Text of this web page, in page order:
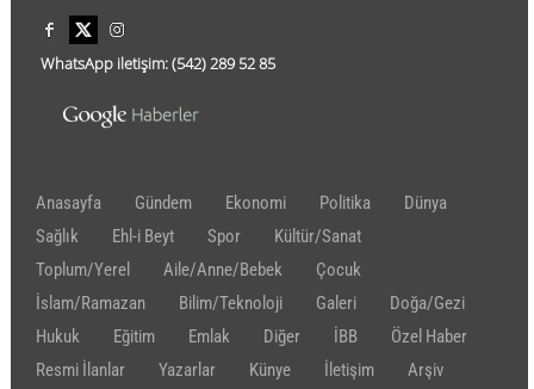
WhatsApp iletişim:(542)289 52 85
Anasayfa Gündem Ekonomi Politika
Dünya
Sağlık
Ehl-i Beyt Spor
Kültür/Sanat
Toplum/Yerel
Aile/Anne/Bebek
Çocuk
İslam/Ramazan
Bilim/Teknoloji Galeri
Doğa/Gezi
Hukuk
Eğitim Emlak Diğer İBB
Özel Haber
Resmi İlanlar
Yazarlar Künye İletişim Arşiv